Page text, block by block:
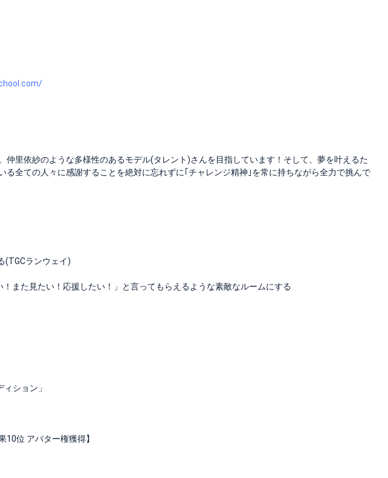
仲里依紗のような多様性のあるモデル(タレント)さんを目指しています！そして、夢を叶えるた
る全ての人々に感謝することを絶対に忘れずに｢チャレンジ精神｣を常に持ちながら全力で挑んで
(TGCランウェイ)
また見たい！応援したい！」と言ってもらえるような素敵なルームにする
ション」
10位 アバター権獲得】